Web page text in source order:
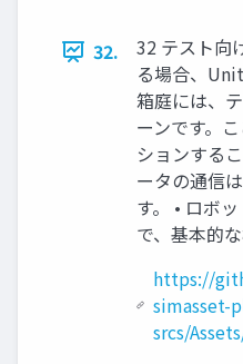
32.
32 テスト向
る場合、
箱庭には、
ーンです。
ションする
ータの通信
す。 • ロボ
で、基本的
https://
simasset-
srcs/